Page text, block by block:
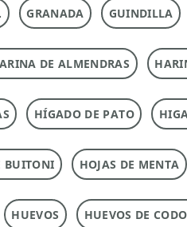
GRANADA GUINDILLA
DE ALMENDRAS
HÍGADO DE PATO
BUITONI HOJAS DE MENTA
HUEVOS HUEVOS DE